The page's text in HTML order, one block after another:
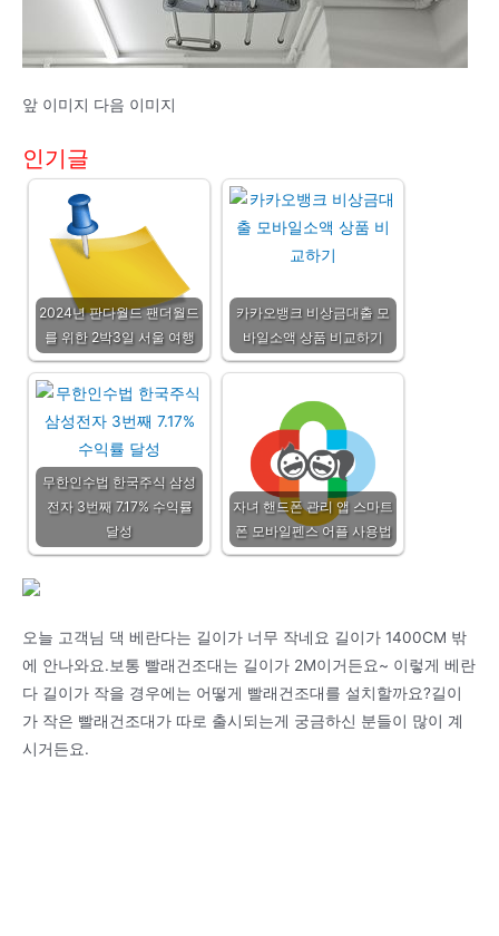
앞 이미지 다음 이미지
인기글
2024년 판다월드 팬더월드
를 위한 2박3일 서울 여행
카카오뱅크 비상금대출 모
바일소액 상품 비교하기
무한인수법 한국주식 삼성
전자 3번째 7.17% 수익률
달성
자녀 핸드폰 관리 앱 스마트
폰 모바일펜스 어플 사용법
오늘 고객님 댁 베란다는 길이가 너무 작네요 길이가 1400CM 밖
에 안나와요.보통 빨래건조대는 길이가 2M이거든요~ 이렇게 베란
다 길이가 작을 경우에는 어떻게 빨래건조대를 설치할까요?길이
가 작은 빨래건조대가 따로 출시되는게 궁금하신 분들이 많이 계
시거든요.